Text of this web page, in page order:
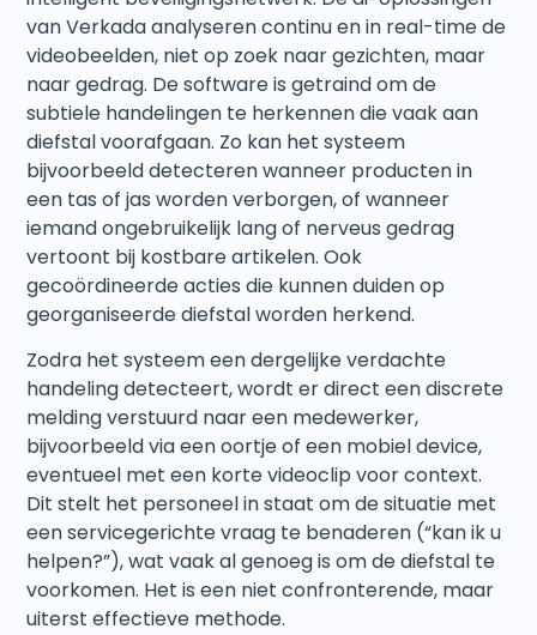
van Verkada analyseren continu en in real-time de
videobeelden, niet op zoek naar gezichten, maar
naar gedrag. De software is getraind om de
subtiele handelingen te herkennen die vaak aan
diefstal voorafgaan. Zo kan het systeem
bijvoorbeeld detecteren wanneer producten in
een tas of jas worden verborgen, of wanneer
iemand ongebruikelijk lang of nerveus gedrag
vertoont bij kostbare artikelen. Ook
gecoördineerde acties die kunnen duiden op
georganiseerde diefstal worden herkend.
Zodra het systeem een dergelijke verdachte
handeling detecteert, wordt er direct een discrete
melding verstuurd naar een medewerker,
bijvoorbeeld via een oortje of een mobiel device,
eventueel met een korte videoclip voor context.
Dit stelt het personeel in staat om de situatie met
een servicegerichte vraag te benaderen (“kan ik u
helpen?”), wat vaak al genoeg is om de diefstal te
voorkomen. Het is een niet confronterende, maar
uiterst effectieve methode.